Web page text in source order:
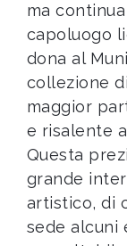
ma
capoluogo
dona al
collezione
maggior
e risalente
Questa
grande
artistico, di
sede alcuni